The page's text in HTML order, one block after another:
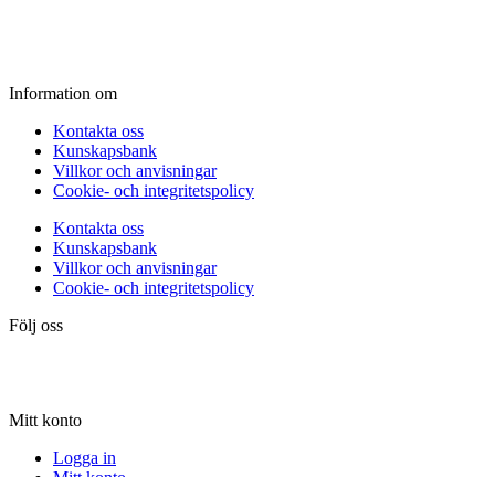
Information om
Kontakta oss
Kunskapsbank
Villkor och anvisningar
Cookie- och integritetspolicy
Kontakta oss
Kunskapsbank
Villkor och anvisningar
Cookie- och integritetspolicy
Följ oss
Mitt konto
Logga in